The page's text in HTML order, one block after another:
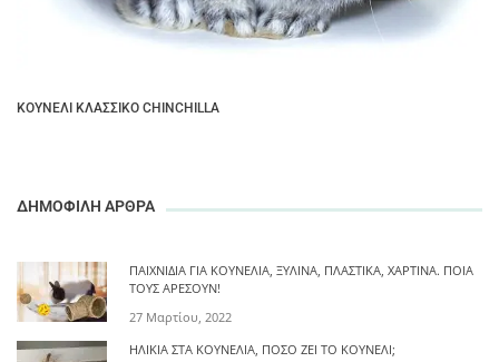
ΚΟΥΝΈΛΙ ΚΛΑΣΣΙΚΌ CHINCHILLA
ΔΗΜΟΦΙΛΗ ΑΡΘΡΑ
ΠΑΙΧΝΊΔΙΑ ΓΙΑ ΚΟΥΝΈΛΙΑ, ΞΎΛΙΝΑ, ΠΛΑΣΤΙΚΆ, ΧΆΡΤΙΝΑ. ΠΟΙΑ
ΤΟΥΣ ΑΡΈΣΟΥΝ!
27 Μαρτίου, 2022
ΗΛΙΚΊΑ ΣΤΑ ΚΟΥΝΈΛΙΑ, ΠΌΣΟ ΖΕΙ ΤΟ ΚΟΥΝΈΛΙ;